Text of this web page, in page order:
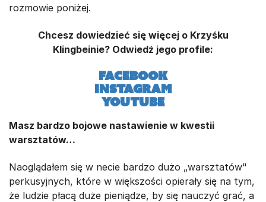
rozmowie poniżej.
Chcesz dowiedzieć się więcej o Krzyśku
Klingbeinie? Odwiedź jego profile:
Facebook
Instagram
YouTube
Masz bardzo bojowe nastawienie w kwestii
warsztatów…
Naoglądałem się w necie bardzo dużo „warsztatów"
perkusyjnych, które w większości opierały się na tym,
że ludzie płacą duże pieniądze, by się nauczyć grać, a